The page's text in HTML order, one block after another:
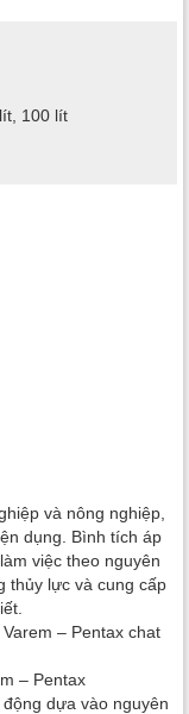
100 lít
và nông nghiệp,
dụng. Bình tích áp
việc theo nguyên
thủy lực và cung cấp
– Pentax chat
– Pentax
dựa vào nguyên